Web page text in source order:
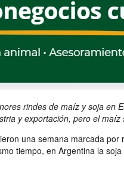
rindes de maíz y soja
y exportación, pero el
una semana marcada
tiempo, en Argentina la